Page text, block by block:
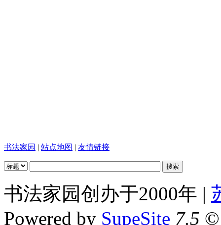
书法家园 | 站点地图 | 友情链接
书法家园创办于2000年 |
Powered by SupeSite 7.5 ©